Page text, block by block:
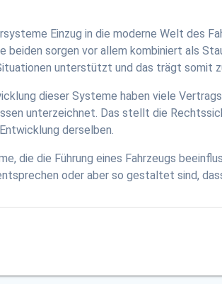
Einzug in die moderne Welt des
beiden sorgen vor allem kombiniert als
unterstützt und das trägt somit
dieser Systeme haben viele
unterzeichnet. Das stellt die
derselben.
die die Führung eines Fahrzeugs
oder aber so gestaltet sind,